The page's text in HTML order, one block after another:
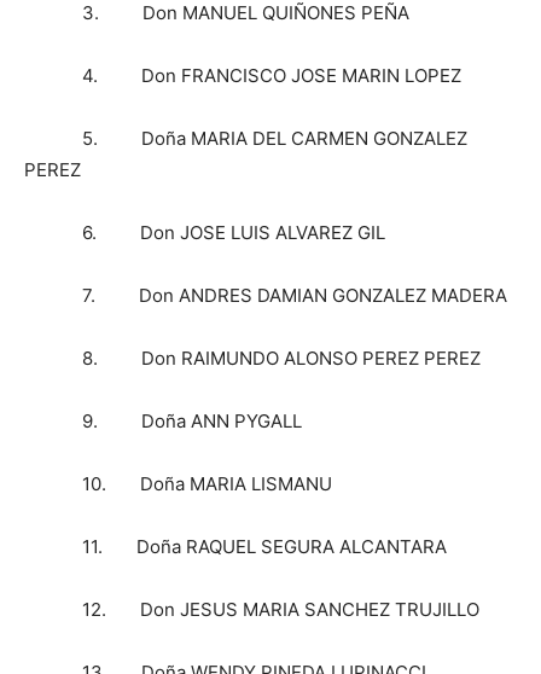
3. Don MANUEL QUIÑONES PEÑA
4. Don FRANCISCO JOSE MARIN LOPEZ
5. Doña MARIA DEL CARMEN GONZALEZ
PEREZ
6. Don JOSE LUIS ALVAREZ GIL
7. Don ANDRES DAMIAN GONZALEZ MADERA
8. Don RAIMUNDO ALONSO PEREZ PEREZ
9. Doña ANN PYGALL
10. Doña MARIA LISMANU
11. Doña RAQUEL SEGURA ALCANTARA
12. Don JESUS MARIA SANCHEZ TRUJILLO